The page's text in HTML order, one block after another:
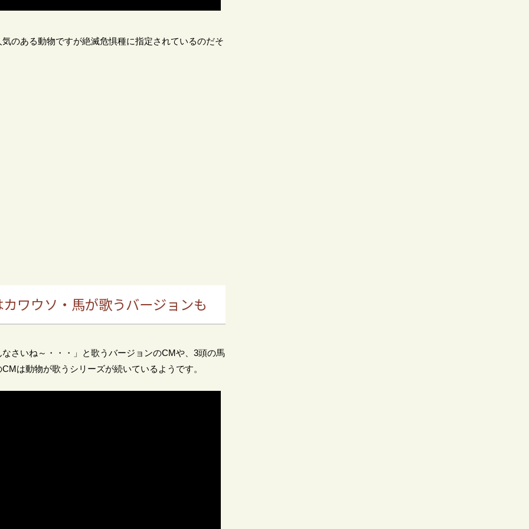
のある動物ですが絶滅危惧種に指定されているのだそ
ワウソ・馬が歌うバージョンも
さいね～・・・」と歌うバージョンのCMや、3頭の馬
は動物が歌うシリーズが続いているようです。